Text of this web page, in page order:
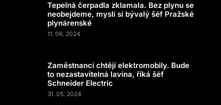
Tepelná čerpadla zklamala. Bez plynu se
neobejdeme, myslí si bývalý šéf Pražské
plynárenské
11. 06. 2024
Zaměstnanci chtějí elektromobily. Bude
to nezastavitelná lavina, říká šéf
Schneider Electric
31. 05. 2024